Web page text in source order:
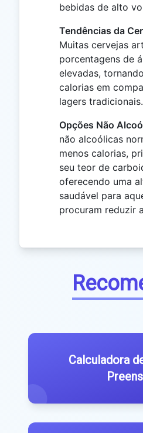
bebidas de alto
Tendências da
Muitas cervejas
porcentagens de
elevadas,
calorias em
lagers tradicionais.
Opções Não
não alcoólicas
menos calorias,
seu teor de
oferecendo uma
saudável para
procuram reduzir
Calculadora